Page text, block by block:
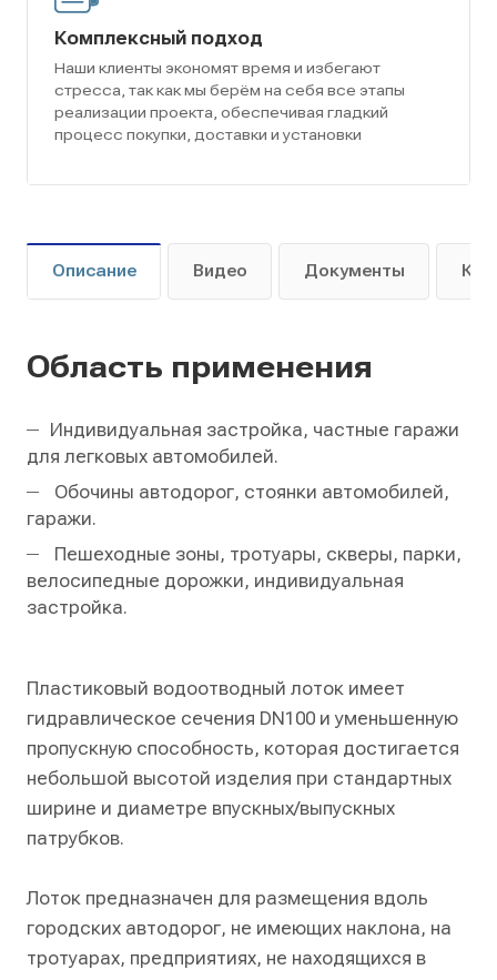
Комплексный подход
Наши клиенты экономят время и избегают
стресса, так как мы берём на себя все этапы
реализации проекта, обеспечивая гладкий
процесс покупки, доставки и установки
Описание Видео Документы Как
Область применения
Индивидуальная застройка, частные гаражи
для легковых автомобилей.
Обочины автодорог, стоянки автомобилей,
гаражи.
Пешеходные зоны, тротуары, скверы, парки,
велосипедные дорожки, индивидуальная
застройка.
Пластиковый водоотводный лоток имеет
гидравлическое сечения DN100 и уменьшенную
пропускную способность, которая достигается
небольшой высотой изделия при стандартных
ширине и диаметре впускных/выпускных
патрубков.
Лоток предназначен для размещения вдоль
городских автодорог, не имеющих наклона, на
тротуарах, предприятиях, не находящихся в